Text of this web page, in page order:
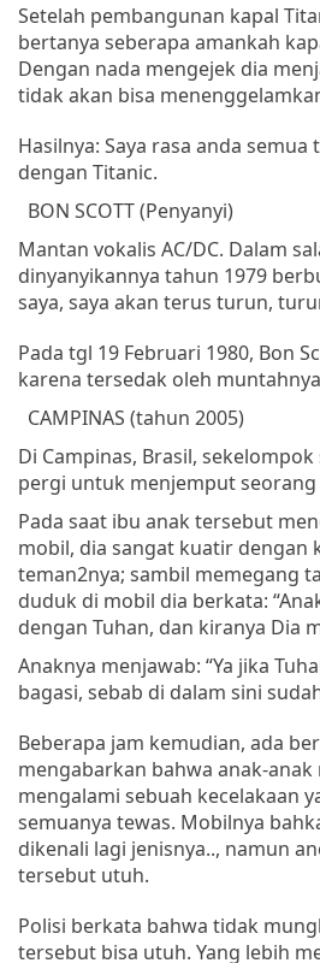
Setelah pembangunan kapal
bertanya seberapa amankah
Dengan nada mengejek dia
tidak akan bisa
Hasilnya: Saya rasa anda
dengan Titanic.
BON SCOTT (Penyanyi)
Mantan vokalis AC/DC. Dalam
dinyanyikannya tahun 1979
saya, saya akan terus turun,
Pada tgl 19 Februari 1980, Bon
karena tersedak oleh muntahnya
CAMPINAS (tahun 2005)
Di Campinas, Brasil, sekelompok
pergi untuk menjemputseorang
Pada saat ibu anak tersebut
mobil, dia sangat kuatir dengan
teman2nya; sambil memegang
duduk di mobil dia berkata: “
dengan Tuhan, dan kiranya Dia
Anaknya menjawab: “Ya jika
bagasi, sebab di dalam sini
Beberapa jam kemudian, ada
mengabarkan bahwa anak-anak
mengalami sebuah kecelakaan
semuanya tewas. Mobilnya
dikenali lagi jenisnya.., namun
tersebut utuh.
Polisi berkata bahwa tidak
tersebut bisa utuh. Yang lebih